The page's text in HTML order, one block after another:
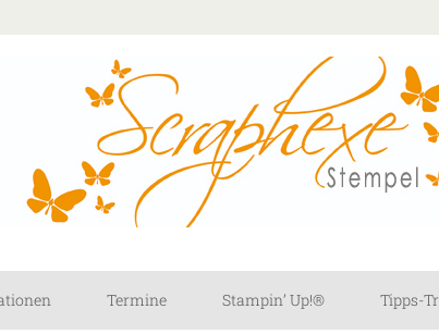
Termine Stampin’ Up!® Tipps-